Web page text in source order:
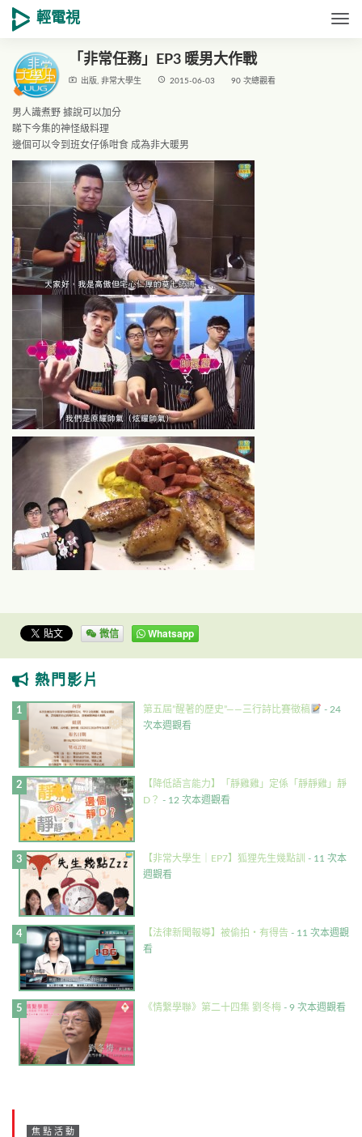
輕電視
「非常任務」EP3 暖男大作戰
live_tv 出版, 非常大學生 access_time 2015-06-03 90 次總觀看
男人識煮野 據說可以加分
睇下今集的神怪級料理
邊個可以令到班女仔係咁食 成為非大暖男
微信 Whatsapp
熱門影片
第五屆”醒著的歷史”——三行詩比賽徵稿
- 24
次本週觀看
【降低語言能力】「靜雞雞」定係「靜靜雞」靜
D？ - 12 次本週觀看
【非常大學生｜EP7】狐狸先生幾點訓 - 11 次本
週觀看
【法律新聞報導】被偷拍・有得告 - 11 次本週觀
看
《情繫學聯》第二十四集 劉冬梅 - 9 次本週觀看
焦點活動